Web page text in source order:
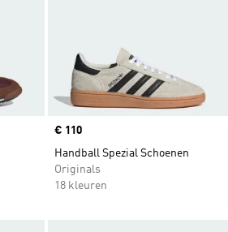
Price
€ 110
Handball Spezial Schoenen
Originals
18 kleuren